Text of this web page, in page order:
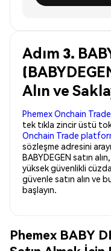
Adım 3.
Alın ve
Phemex Onchain
tek tıkla zincir üstü
Onchain Trade
sözleşme adresini
BABYDEGEN satın
yüksek güvenlikli
güvenle satın alın ve
başlayın.
Phemex BABY